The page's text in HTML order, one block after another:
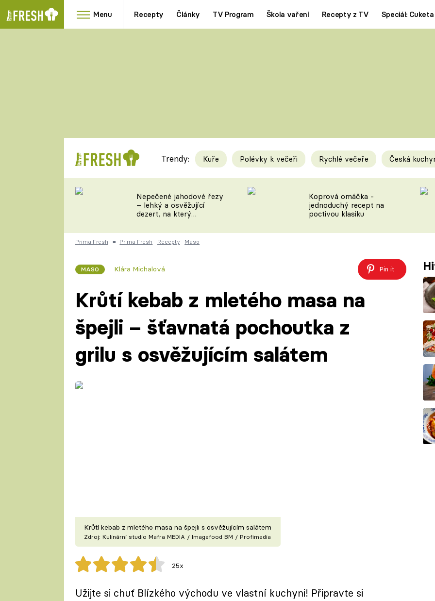
Menu Recepty Články TV Program Škola vaření Recepty z TV Speciál: Cuketa
RYCHLOVKY
Videorecepty
TEĎ VAŘÍ ŠÉF!
ČESKO NA TALÍŘI
KUCHAŘKA
Tipy a triky
KAM ZA JÍDLEM
VYCHYTÁVKY
Novinky
ČASOPIS
Trendy: Kuře Polévky k večeři Rychlé večeře Česká
Nepečené jahodové řezy
– lehký a osvěžující
dezert, na který
Koprová omáčka -
jednoduchý recept na
poctivou klasiku
Prima Fresh ■ Prima Fresh Recepty Maso
MASO Klára Michalová Pin it
Krůtí kebab z mletého masa na
špejli – šťavnatá pochoutka z
grilu s osvěžujícím salátem
Krůtí kebab z mletého masa na špejli s osvěžujícím salátem
Zdroj: Kulinární studio Mafra MEDIA / Imagefood BM / Profimedia
25x
Užijte si chuť Blízkého východu ve vlastní kuchyni! Připravte si